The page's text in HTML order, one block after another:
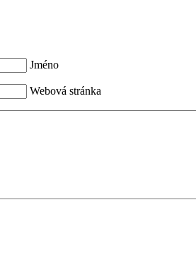
Jméno
Webová stránka